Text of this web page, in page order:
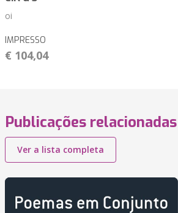
oi
IMPRESSO
€ 104,04
Publicações relacionadas
Ver a lista completa